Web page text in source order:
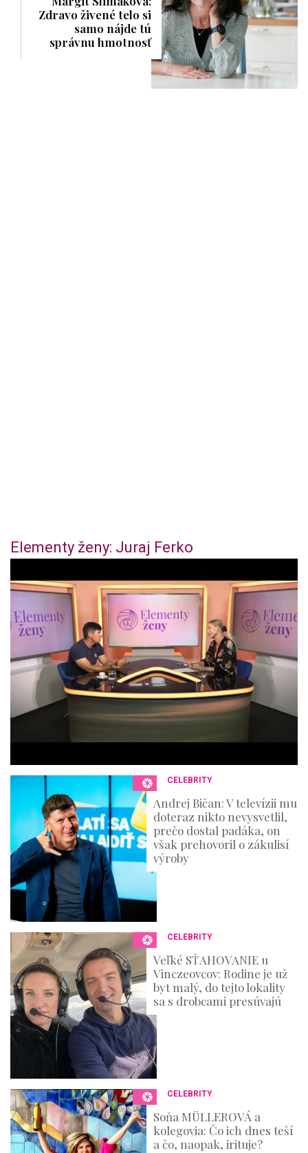
Zdravo živené telo si
samo nájde tú
správnu hmotnosť
Elementy ženy: Juraj Ferko
f
m
i
t
e
6
s
CELEBRITY
Andrej Bičan: V televízii mu
doteraz nikto nevysvetlil,
prečo dostal padáka, on
však prehovoril o zákulisí
výroby
CELEBRITY
Veľké SŤAHOVANIE u
Vinczeovcov: Rodine je už
byt malý, do tejto lokality
sa s drobcami presúvajú
CELEBRITY
Soňa MÜLLEROVÁ a
kolegovia: Čo ich dnes teší
a čo, naopak, irituje?